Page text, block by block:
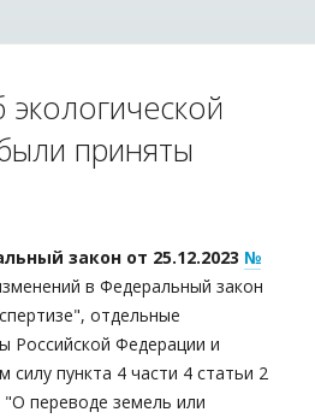
приняты
закон от 25.12.2023 №
в Федеральный закон
отдельные
Российской Федерации и
силу пункта 4 части 4 статьи 2
переводе земель или